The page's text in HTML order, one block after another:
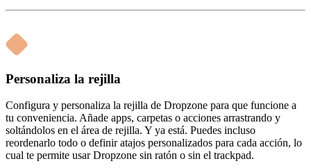
Personaliza la rejilla
Configura y personaliza la rejilla de Dropzone para que funcione a
tu conveniencia. Añade apps, carpetas o acciones arrastrando y
soltándolos en el área de rejilla. Y ya está. Puedes incluso
reordenarlo todo o definir atajos personalizados para cada acción, lo
cual te permite usar Dropzone sin ratón o sin el trackpad.